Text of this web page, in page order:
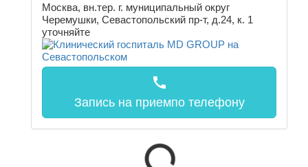
Москва, вн.тер. г. муниципальный округ
Черемушки, Севастопольский пр-т, д.24, к. 1
уточняйте
call
Запись на приемпо телефону